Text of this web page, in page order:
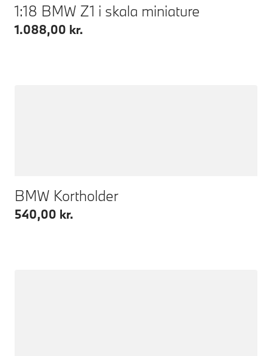
1:18 BMW Z1 i skala miniature
1.088,00 kr.
BMW Kortholder
540,00 kr.